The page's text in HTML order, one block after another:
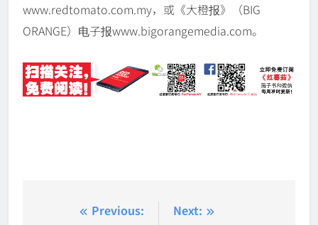
www.redtomato.com.my，或《大橙报》（BIG
ORANGE）电子报www.bigorangemedia.com。
Previous:
Next: